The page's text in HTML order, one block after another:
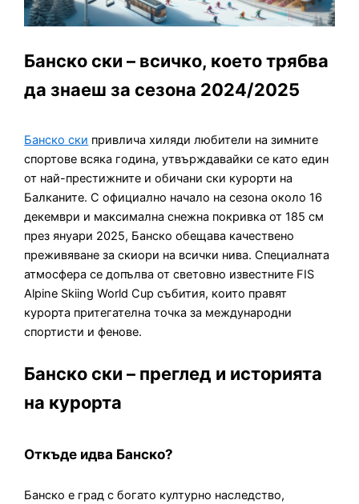
Банско ски – всичко, което трябва
да знаеш за сезона 2024/2025
Банско ски привлича хиляди любители на зимните
спортове всяка година, утвърждавайки се като един
от най-престижните и обичани ски курорти на
Балканите. С официално начало на сезона около 16
декември и максимална снежна покривка от 185 см
през януари 2025, Банско обещава качествено
преживяване за скиори на всички нива. Специалната
атмосфера се допълва от световно известните FIS
Alpine Skiing World Cup събития, които правят
курорта притегателна точка за международни
спортисти и фенове.
Банско ски – преглед и историята
на курорта
Откъде идва Банско?
Банско е град с богато културно наследство,